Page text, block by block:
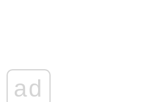
ad